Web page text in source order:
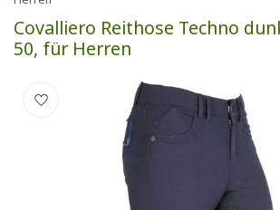
Covalliero Reithose Techno
50, für Herren